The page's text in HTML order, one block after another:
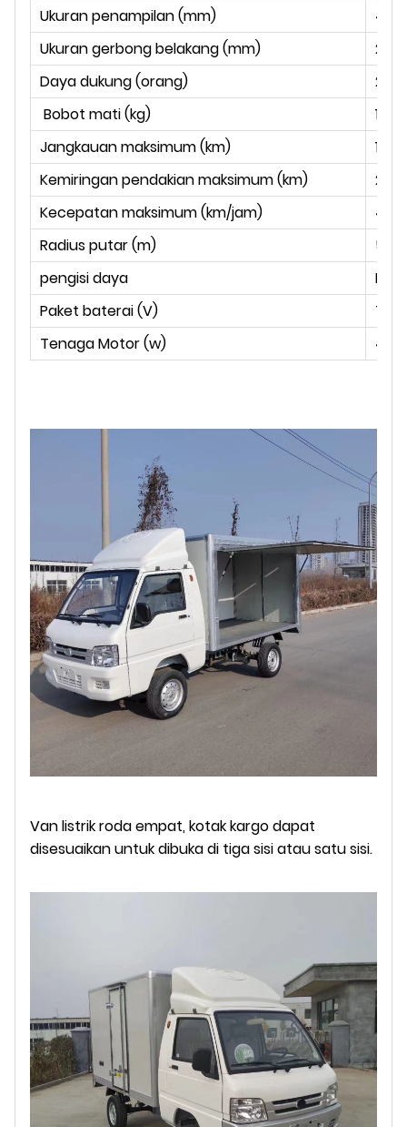
Ukuran penampilan (mm)
Ukuran gerbong belakang (mm)
Daya dukung (orang)
2
Bobot mati (kg)
Jangkauan maksimum (km)
Kemiringan pendakian maksimum (km)
Kecepatan maksimum (km/jam)
45-
Radius putar (m)
5.2
pengisi daya
Paket baterai (V)
72v
Tenaga Motor (w)
Van listrik roda empat, kotak kargo dapat
disesuaikan untuk dibuka di tiga sisi atau satu sisi.